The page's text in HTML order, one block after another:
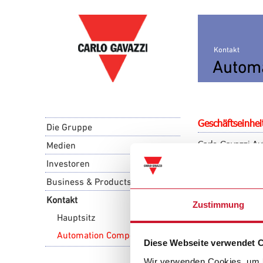
Zustimmung
Diese Webseite verwendet
Die Gruppe
Medien
Investoren
Business & Products
Kontakt
Hauptsitz
Automation Components
Kontakt
Carlo Gavazzi
Carlo Gavazzi
via Milano 13
Tel. +39 02 931
Tel. +39 02 931